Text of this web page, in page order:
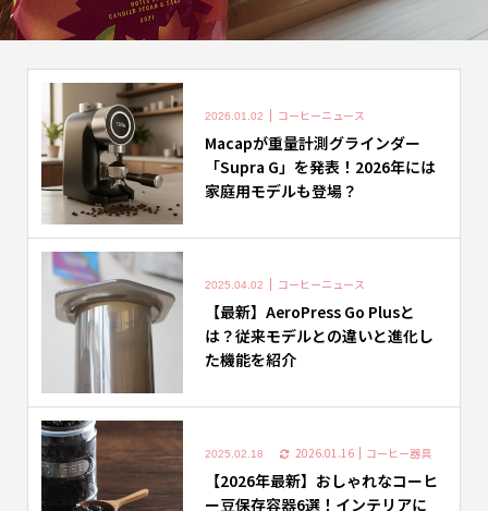
2026.01.02 コーヒーニュース
Macapが重量計測グラインダー
「Supra G」を発表！2026年には
家庭用モデルも登場？
2025.04.02 コーヒーニュース
【最新】AeroPress Go Plusと
は？従来モデルとの違いと進化し
た機能を紹介
2025.02.18 2026.01.16 コーヒー器具
【2026年最新】おしゃれなコーヒ
ー豆保存容器6選！インテリアに